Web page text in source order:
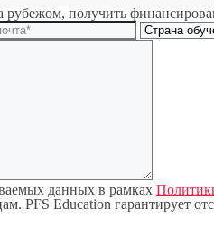
получить
данных в рамках
PFS Education гарантирует